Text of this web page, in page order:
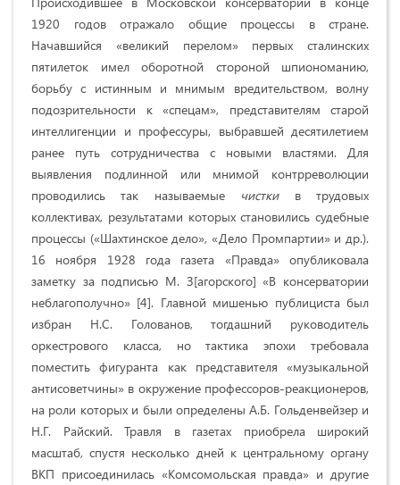
1920 годов отражало общие процессы в стране.
Начавшийся «великий перелом» первых сталинских
пятилеток имел оборотной стороной шпиономанию,
борьбу с истинным и мнимым вредительством, волну
подозрительности к «спецам», представителям старой
интеллигенции и профессуры, выбравшей десятилетием
ранее путь сотрудничества с новыми властями. Для
выявления подлинной или мнимой контрреволюции
проводились так называемые чисткив трудовых
коллективах, результатами которых становились судебные
процессы («Шахтинское дело», «Дело Промпартии» и др.).
16 ноября 1928 года газета «Правда» опубликовала
заметку за подписью М. З[агорского] «В консерватории
неблагополучно» [4]. Главной мишенью публициста был
избран Н.С. Голованов, тогдашний руководитель
оркестрового класса, но тактика эпохи требовала
поместить фигуранта как представителя «музыкальной
антисоветчины» в окружение профессоров-реакционеров,
на роли которых и были определены А.Б. Гольденвейзер и
Н.Г. Райский. Травля в газетах приобрела широкий
масштаб, спустя несколько дней к центральному органу
ВКП присоединилась «Комсомольская правда» и другие